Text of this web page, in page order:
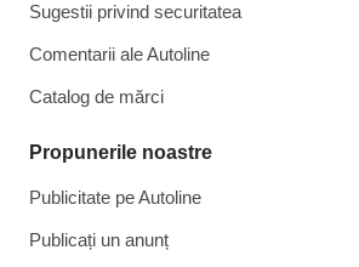
Sugestii privind securitatea
Comentarii ale Autoline
Catalog de mărcі
Propunerile noastre
Publicitate pe Autoline
Publicați un anunț